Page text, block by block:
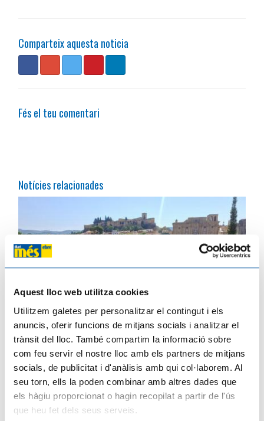
Aquest lloc web utilitza cookies
Utilitzem galetes per personalitzar el contingut i els
anuncis, oferir funcions de mitjans socials i analitzar el
trànsit del lloc. També compartim la informació sobre
com feu servir el nostre lloc amb els partners de mitjans
socials, de publicitat i d'anàlisis amb qui col·laborem. Al
seu torn, ells la poden combinar amb altres dades que
els hàgiu proporcionat o hagin recopilat a partir de l'ús
que heu fet dels seus serveis.
Comparteix aquesta noticia
Fés el teu comentari
Notícies relacionades
El COPATE presenta "Camins de la Biosfera", una nova manera de descobrir i
viure la Reserva de la Biosfera de les Terres de l'Ebre
03/08/2026